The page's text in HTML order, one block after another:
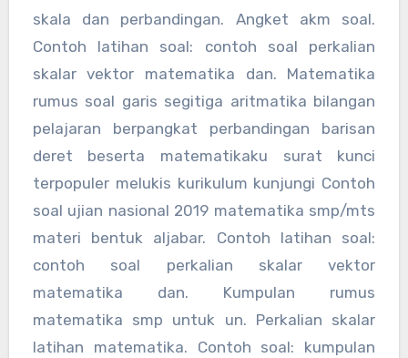
skala dan perbandingan. Angket akm soal.
Contoh latihan soal: contoh soal perkalian
skalar vektor matematika dan. Matematika
rumus soal garis segitiga aritmatika bilangan
pelajaran berpangkat perbandingan barisan
deret beserta matematikaku surat kunci
terpopuler melukis kurikulum kunjungi Contoh
soal ujian nasional 2019 matematika smp/mts
materi bentuk aljabar. Contoh latihan soal:
contoh soal perkalian skalar vektor
matematika dan. Kumpulan rumus
matematika smp untuk un. Perkalian skalar
latihan matematika. Contoh soal: kumpulan